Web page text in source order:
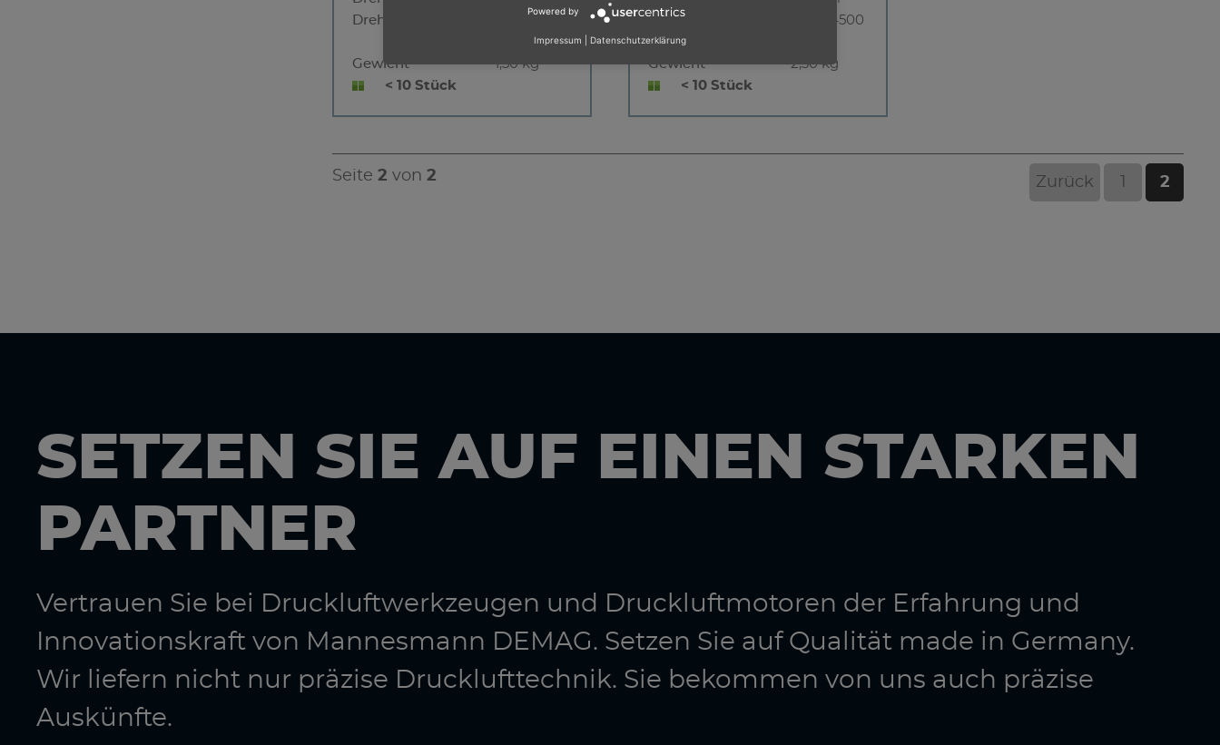
Drehzahlbereich
Gewicht
1,50 kg
< 10 Stück
Drehzahlbereich
700 - 4500
Gewicht
2,30 kg
< 10 Stück
Seite 2 von 2 Zurück 2
SETZEN SIE AUF EINEN STARKEN
PARTNER
Vertrauen Sie bei Druckluftwerkzeugen und Druckluftmotoren der Erfahrung und
Innovationskraft von Mannesmann DEMAG. Setzen Sie auf Qualität made in Germany.
Wir liefern nicht nur präzise Drucklufttechnik. Sie bekommen von uns auch präzise
Auskünfte.
Powered by
Impressum Datenschutzerklärung